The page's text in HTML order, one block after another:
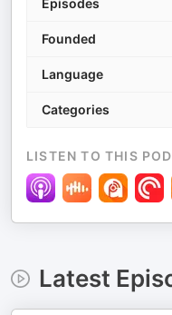
Episodes
Founded
Language
Categories
LISTEN TO THIS
Latest